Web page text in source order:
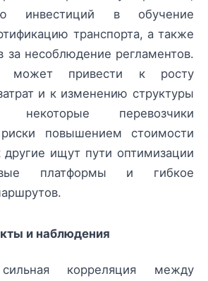
инвестиций в обучение
транспорта, а также
за несоблюдение регламентов.
привести к росту
и к изменению структуры
перевозчики
повышением стоимости
другие ищут пути оптимизации
платформы и гибкое
и наблюдения
корреляция между